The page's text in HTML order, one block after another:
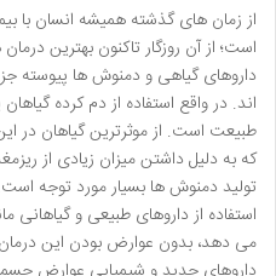
از زمان های گذشته همیشه انسان با
است؛ از آن روزگار تاکنون بهترین
داروهای گیاهی و دمنوش ها پیوسته
اند. در واقع استفاده از دم کرده
طبیعت است. از موثرترین گیاهان در
که به دلیل داشتن میزان زیادی از
تولید دمنوش ها بسیار مورد توجه
استفاده از داروهای طبیعی و گیاهانی
می دهد، بدون عوارض بودن این